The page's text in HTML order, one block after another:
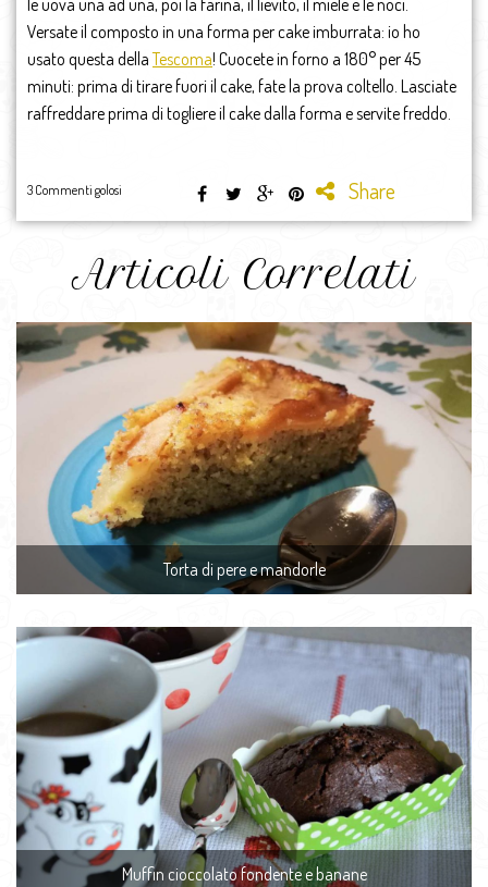
le uova una ad una, poi la farina, il lievito, il miele e le noci.
Versate il composto in una forma per cake imburrata: io ho
usato questa dellaTescoma! Cuocete in forno a 180° per 45
minuti: prima di tirare fuori il cake, fate la prova coltello. Lasciate
raffreddare prima di togliere il cake dalla forma e servite freddo.
3 Commenti golosi Share
Articoli Correlati
Torta di pere e mandorle
Muffin cioccolato fondente e banane